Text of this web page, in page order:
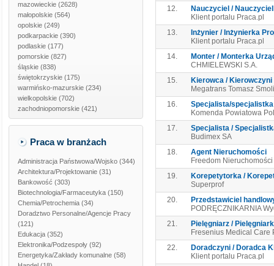
mazowieckie (2628)
małopolskie (564)
opolskie (249)
podkarpackie (390)
podlaskie (177)
pomorskie (827)
śląskie (838)
świętokrzyskie (175)
warmińsko-mazurskie (234)
wielkopolskie (702)
zachodniopomorskie (421)
Praca w branżach
Administracja Państwowa/Wojsko (344)
Architektura/Projektowanie (31)
Bankowość (303)
Biotechnologia/Farmaceutyka (150)
Chemia/Petrochemia (34)
Doradztwo Personalne/Agencje Pracy
(121)
Edukacja (352)
Elektronika/Podzespoły (92)
Energetyka/Zakłady komunalne (58)
12.
Nauczyciel /
Klient portalu Praca.pl
13.
Inżynier / Inżynierka
Klient portalu Praca.pl
14.
Monter / Monterka
CHMIELEWSKI S.A.
15.
Kierowca / Kierowczyni
Megatrans Tomasz
16.
Specjalista/specjalistka
Komenda Powiatowa
17.
Specjalista /
Budimex SA
18.
Agent Nieruchomości
Freedom
19.
Korepetytorka /
Superprof
20.
Przedstawiciel
PODRĘCZNIKARNIA
21.
Pielęgniarz /
Fresenius Medical
22.
Doradczyni / Doradca
Klient portalu Praca.pl